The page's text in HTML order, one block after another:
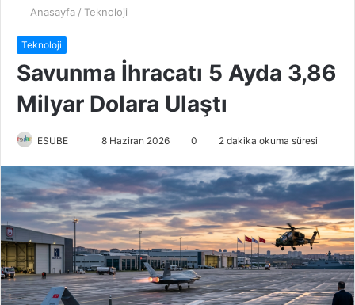
Anasayfa / Teknoloji
Teknoloji
Savunma İhracatı 5 Ayda 3,86
Milyar Dolara Ulaştı
ESUBE
r
e
-
p
o
s
t
8 Haziran 2026 0 2 dakika okuma süresi